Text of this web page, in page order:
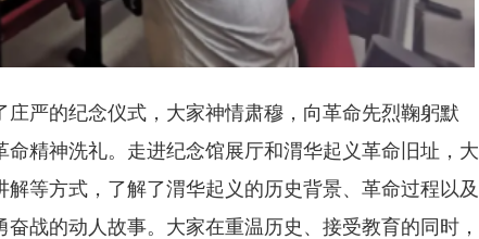
严的纪念仪式，大家神情肃穆，向革命先烈鞠躬默
精神洗礼。走进纪念馆展厅和渭华起义革命旧址，大
等方式，了解了渭华起义的历史背景、革命过程以及
战的动人故事。大家在重温历史、接受教育的同时，